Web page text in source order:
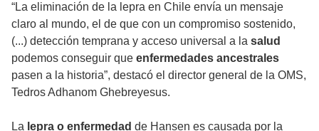
“La eliminación de la lepra en Chile envía un mensaje
claro al mundo, el de que con un compromiso sostenido,
(...) detección temprana y acceso universal a la salud
podemos conseguir que enfermedades ancestrales
pasen a la historia”, destacó el director general de la OMS,
Tedros Adhanom Ghebreyesus.
La lepra o enfermedad de Hansen es causada por la